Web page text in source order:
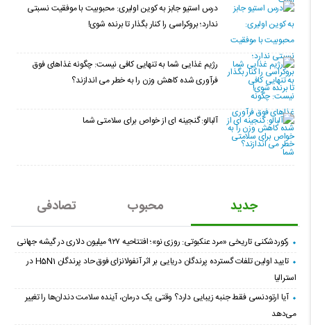
درس استیو جابز به کوین اولیری: محبوبیت با موفقیت نسبتی
ندارد؛ بروکراسی را کنار بگذار تا برنده شوی!
رژیم غذایی شما به تنهایی کافی نیست: چگونه غذاهای فوق
فرآوری شده کاهش وزن را به خطر می اندازند؟
آلبالو: گنجینه ای از خواص برای سلامتی شما
جدید محبوب تصادفی
رکوردشکنی تاریخی «مرد عنکبوتی: روزی نو»؛ افتتاحیه ۹۲۷ میلیون دلاری در گیشه جهانی
تایید اولین تلفات گسترده پرندگان دریایی بر اثر آنفولانزای فوق حاد پرندگان H5N1 در
استرالیا
آیا ارتودنسی فقط جنبه زیبایی دارد؟ وقتی یک درمان، آینده سلامت دندان‌ها را تغییر
می‌دهد